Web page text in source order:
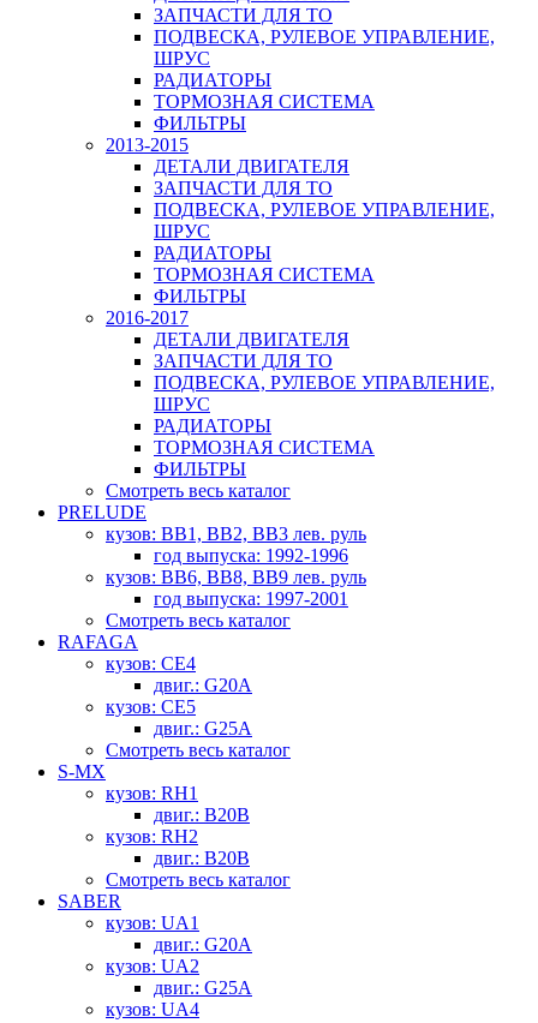
ЗАПЧАСТИ ДЛЯ ТО
ПОДВЕСКА, РУЛЕВОЕ УПРАВЛЕНИЕ,
ШРУС
РАДИАТОРЫ
ТОРМОЗНАЯ СИСТЕМА
ФИЛЬТРЫ
2013-2015
ДЕТАЛИ ДВИГАТЕЛЯ
ЗАПЧАСТИ ДЛЯ ТО
ПОДВЕСКА, РУЛЕВОЕ УПРАВЛЕНИЕ,
ШРУС
РАДИАТОРЫ
ТОРМОЗНАЯ СИСТЕМА
ФИЛЬТРЫ
2016-2017
ДЕТАЛИ ДВИГАТЕЛЯ
ЗАПЧАСТИ ДЛЯ ТО
ПОДВЕСКА, РУЛЕВОЕ УПРАВЛЕНИЕ,
ШРУС
РАДИАТОРЫ
ТОРМОЗНАЯ СИСТЕМА
ФИЛЬТРЫ
Смотреть весь каталог
PRELUDE
кузов: BB1, BB2, BB3 лев. руль
год выпуска: 1992-1996
кузов: BB6, BB8, BB9 лев. руль
год выпуска: 1997-2001
Смотреть весь каталог
RAFAGA
кузов: CE4
двиг.: G20A
кузов: CE5
двиг.: G25A
Смотреть весь каталог
S-MX
кузов: RH1
двиг.: B20B
кузов: RH2
двиг.: B20B
Смотреть весь каталог
SABER
кузов: UA1
двиг.: G20A
кузов: UA2
двиг.: G25A
кузов: UA4